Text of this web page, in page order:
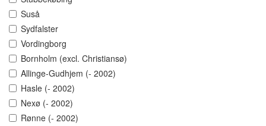
Suså
Sydfalster
Vordingborg
Bornholm (excl. Christiansø)
Allinge-Gudhjem (- 2002)
Hasle (- 2002)
Nexø (- 2002)
Rønne (- 2002)